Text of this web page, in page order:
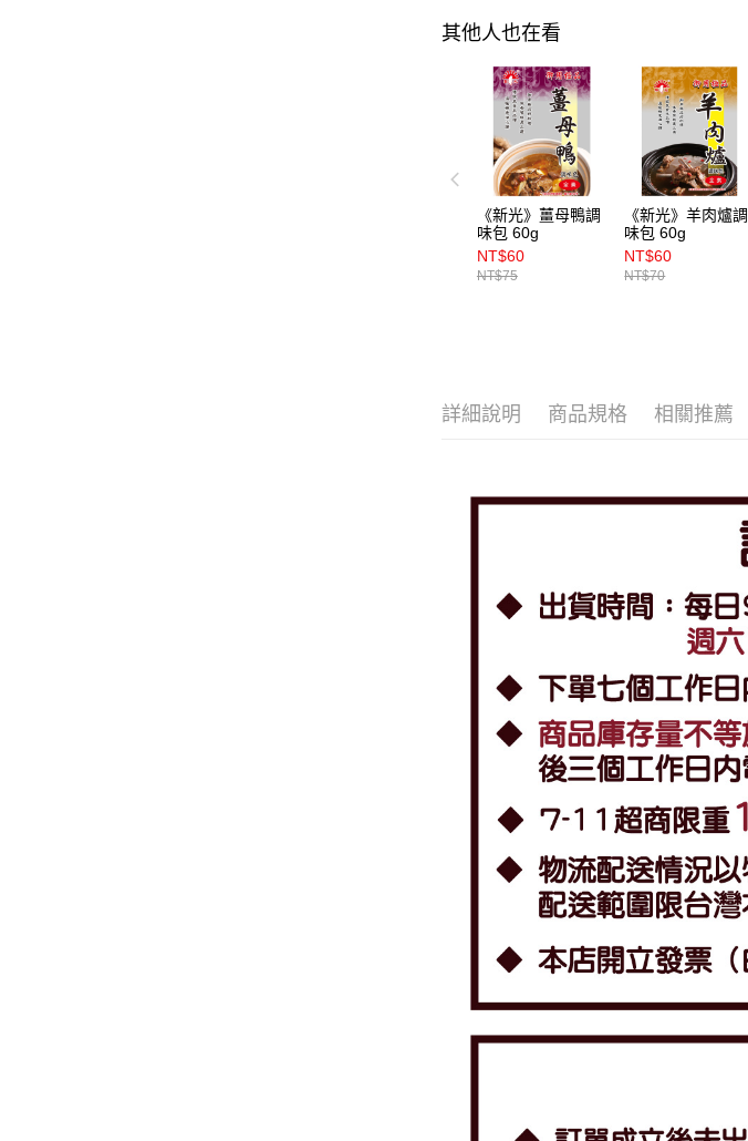
其他人也在看
《新光》薑母鴨調
味包 60g
NT$60
NT$75
《新光》羊肉爐調
味包 60g
NT$60
NT$70
詳細說明 商品規格 相關推薦